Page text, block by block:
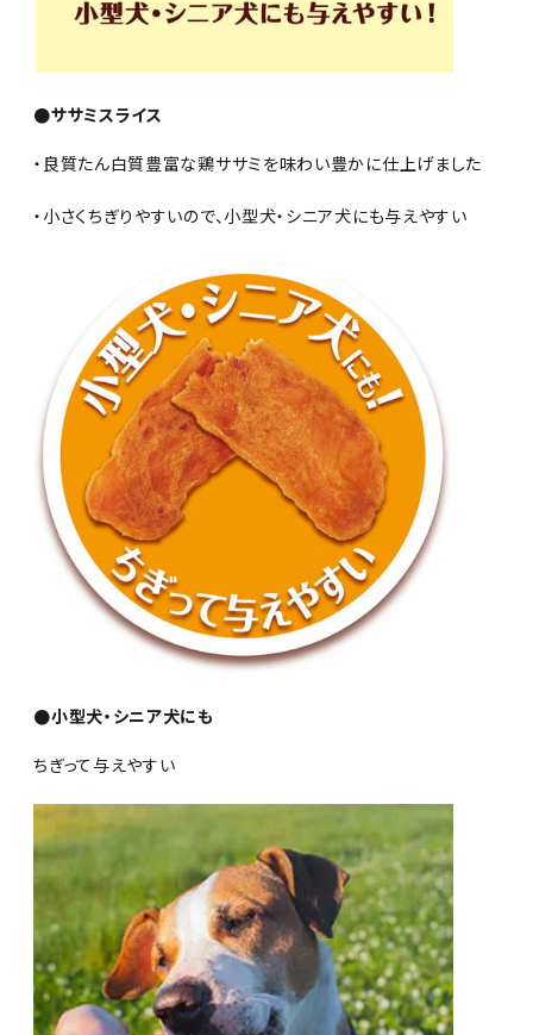
●ササミスライス
・良質たん白質豊富な鶏ササミを味わい豊かに仕上げました
・小さくちぎりやすいので、小型犬・シニア犬にも与えやすい
●小型犬・シニア犬にも
ちぎって与えやすい